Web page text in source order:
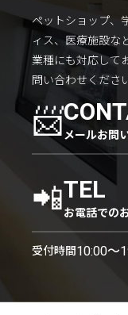
採用情報 会
ペットショップ、
ィス、医療施設な
業種にも対応して
問い合わせくださ
📨メールお問
📲TEL
お電話での
受付時間10:00〜